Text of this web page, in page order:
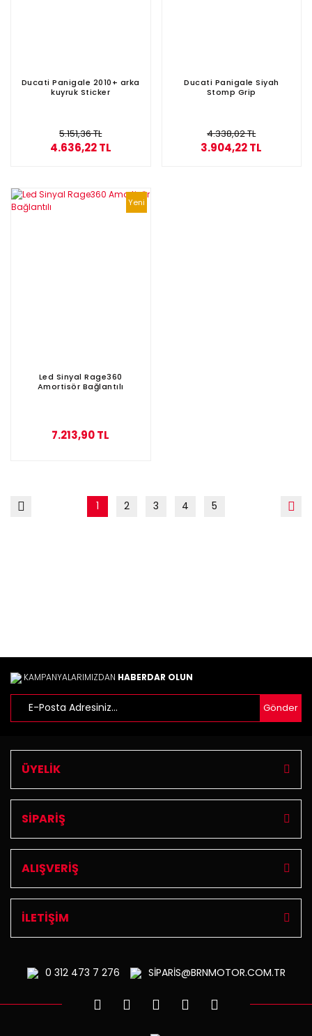
Ducati Panigale 2010+ arka
kuyruk Sticker
5.151,36 TL
4.636,22 TL
Ducati Panigale Siyah
Stomp Grip
4.338,02 TL
3.904,22 TL
Yeni
Led Sinyal Rage360
Amortisör Bağlantılı
7.213,90 TL
1 2 3 4 5
KAMPANYALARIMIZDAN HABERDAR OLUN
Gönder
ÜYELİK
SİPARİŞ
ALIŞVERİŞ
İLETİŞİM
0 312473 7 276 SİPARİS@BRNMOTOR.COM.TR